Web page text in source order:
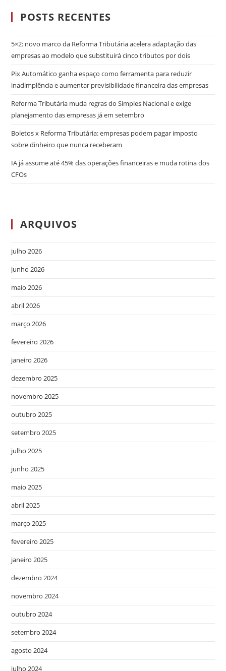
POSTS RECENTES
5×2: novo marco da Reforma Tributária acelera adaptação das
empresas ao modelo que substituirá cinco tributos por dois
Pix Automático ganha espaço como ferramenta para reduzir
inadimplência e aumentar previsibilidade financeira das empresas
Reforma Tributária muda regras do Simples Nacional e exige
planejamento das empresas já em setembro
Boletos x Reforma Tributária: empresas podem pagar imposto
sobre dinheiro que nunca receberam
IA já assume até 45% das operações financeiras e muda rotina dos
CFOs
ARQUIVOS
julho 2026
junho 2026
maio 2026
abril 2026
março 2026
fevereiro 2026
janeiro 2026
dezembro 2025
novembro 2025
outubro 2025
setembro 2025
julho 2025
junho 2025
maio 2025
abril 2025
março 2025
fevereiro 2025
janeiro 2025
dezembro 2024
novembro 2024
outubro 2024
setembro 2024
agosto 2024
julho 2024